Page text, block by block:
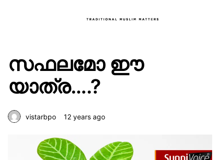
സഫലമോ ഈ
യാത്ര….?
vistarbpo 12 years ago